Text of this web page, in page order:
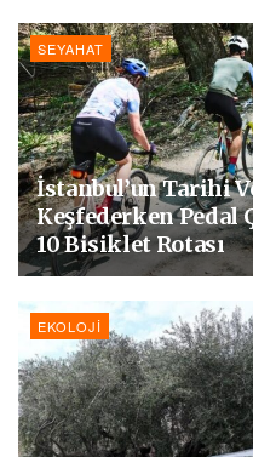
SEYAHAT
İstanbul’un Tarihi
Keşfederken Pedal
10 Bisiklet Rotası
EKOLOJI